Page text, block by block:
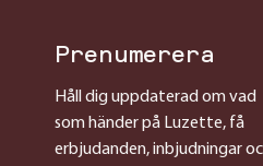
Prenumerera
Håll dig uppdaterad om vad
som händer på Luzette, få
erbjudanden, inbjudningar